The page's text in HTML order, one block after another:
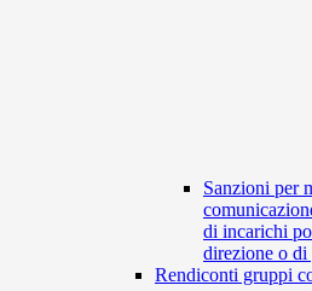
Sanzioni per
di incarichi
direzione o di
Rendiconti gruppi